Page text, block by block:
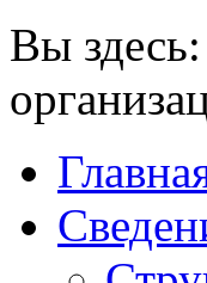
Вы здесь: